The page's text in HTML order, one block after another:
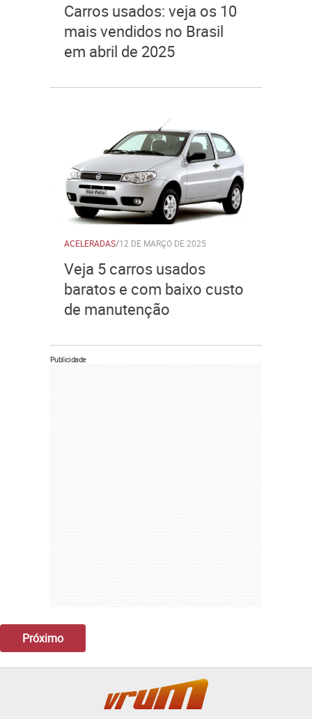
Carros usados: veja os 10
mais vendidos no Brasil
em abril de 2025
ACELERADAS/12 DE MARÇO DE 2025
Veja 5 carros usados
baratos e com baixo custo
de manutenção
Publicidade
Próximo